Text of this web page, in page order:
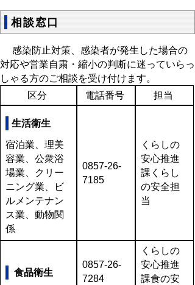
相談窓口
感染防止対策、感染者が発生した場合の
対応や営業自粛・縮小の判断に迷っていらっ
しゃる方のご相談を受け付けます。
区分
電話番号 担当
生活衛生
宿泊業、理美
容業、公衆浴
場業、クリー
ニング業、ビ
ルメンテナン
ス業、動物関
係
0857-26-
7185
くらしの
安心推進
課くらし
の安全担
当
食品衛生
0857-26-
7284
くらしの
安心推進
課食の安